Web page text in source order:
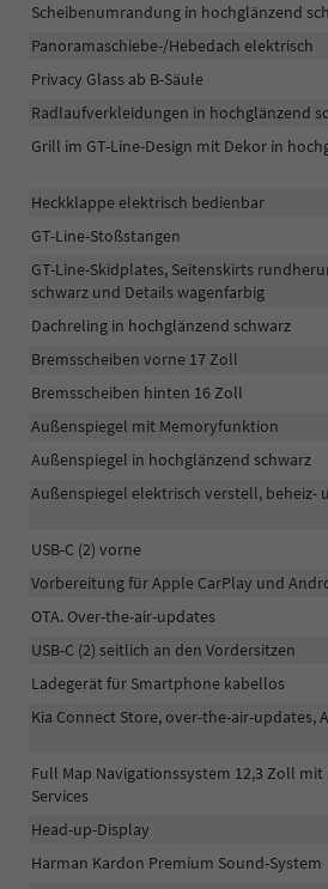
Scheibenumrandung in hochglänzend
Panoramaschiebe-/Hebedach elektrisch
Privacy Glass ab B-Säule
Radlaufverkleidungen in hochglänzend
Grill im GT-Line-Design mit Dekor in
Heckklappe elektrisch bedienbar
GT-Line-Stoßstangen
GT-Line-Skidplates, Seitenskirts
schwarz und Details wagenfarbig
Dachreling in hochglänzend schwarz
Bremsscheiben vorne 17 Zoll
Bremsscheiben hinten 16 Zoll
Außenspiegel mit Memoryfunktion
Außenspiegel in hochglänzend schwarz
Außenspiegel elektrisch verstell, beheiz-
USB-C (2) vorne
Vorbereitung für Apple CarPlay und
OTA. Over-the-air-updates
USB-C (2) seitlich an den Vordersitzen
Ladegerät für Smartphone kabellos
Kia Connect Store, over-the-air-updates,
Full Map Navigationssystem 12,3 Zoll
Services
Head-up-Display
Harman Kardon Premium Sound-System